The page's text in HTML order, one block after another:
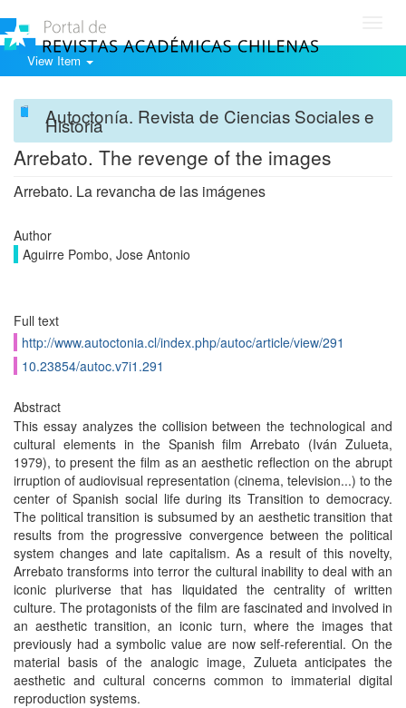
View Item
Autoctonía. Revista de Ciencias Sociales e
Historia
Arrebato. The revenge of the images
Arrebato. La revancha de las imágenes
Author
Aguirre Pombo, Jose Antonio
Full text
http://www.autoctonia.cl/index.php/autoc/article/view/291
10.23854/autoc.v7i1.291
Abstract
This essay analyzes the collision between the technological and
cultural elements in the Spanish film Arrebato (Iván Zulueta,
1979), to present the film as an aesthetic reflection on the abrupt
irruption of audiovisual representation (cinema, television...) to the
center of Spanish social life during its Transition to democracy.
The political transition is subsumed by an aesthetic transition that
results from the progressive convergence between the political
system changes and late capitalism. As a result of this novelty,
Arrebato transforms into terror the cultural inability to deal with an
iconic pluriverse that has liquidated the centrality of written
culture. The protagonists of the film are fascinated and involved in
an aesthetic transition, an iconic turn, where the images that
previously had a symbolic value are now self-referential. On the
material basis of the analogic image, Zulueta anticipates the
aesthetic and cultural concerns common to immaterial digital
reproduction systems.